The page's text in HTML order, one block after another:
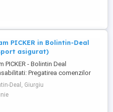
PICKER in Bolintin-Deal
asigurat)
PICKER - Bolintin Deal
Pregatirea comenzilor
Utilizarea scannerului pentru
si verificarea produselor;
descarcarea si manipularea
Deal, Giurgiu